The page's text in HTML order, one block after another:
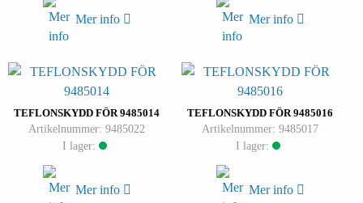
Mer info Mer info
TEFLONSKYDD FÖR 9485014
Artikelnummer: 9485022
I lager:
Mer info
TEFLONSKYDD FÖR 9485016
Artikelnummer: 9485017
I lager:
Mer info